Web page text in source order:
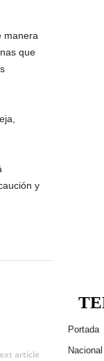
manera
que
y
article
Portada
Nacional